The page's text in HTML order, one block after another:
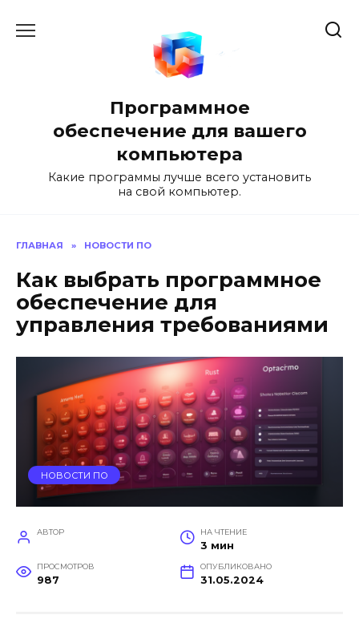
Программное
обеспечение для вашего
компьютера
Какие программы лучше всего установить
на свой компьютер.
ГЛАВНАЯ » НОВОСТИ ПО
Как выбрать программное
обеспечение для
управления требованиями
НОВОСТИ ПО
АВТОР НА ЧТЕНИЕ
3 мин
ПРОСМОТРОВ
987
ОПУБЛИКОВАНО
31.05.2024